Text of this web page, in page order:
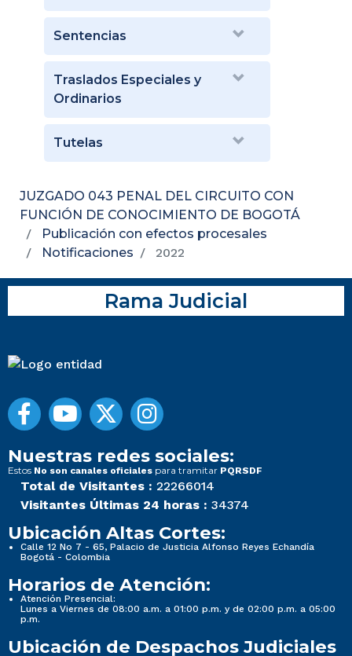
Sentencias
Traslados Especiales y
Ordinarios
Tutelas
JUZGADO 043 PENAL DEL CIRCUITO CON
FUNCIÓN DE CONOCIMIENTO DE BOGOTÁ
Publicación con efectos procesales
Notificaciones
2022
Rama Judicial
Nuestras redes sociales:
Estos No son canales oficiales para tramitar PQRSDF
Total de Visitantes : 22266014
Visitantes Últimas 24 horas : 34374
Ubicación Altas Cortes:
Calle 12 No 7 - 65, Palacio de Justicia Alfonso Reyes Echandía
Bogotá - Colombia
Horarios de Atención:
Atención Presencial:
Lunes a Viernes de 08:00 a.m. a 01:00 p.m. y de 02:00 p.m. a 05:00
p.m.
Ubicación de Despachos Judiciales